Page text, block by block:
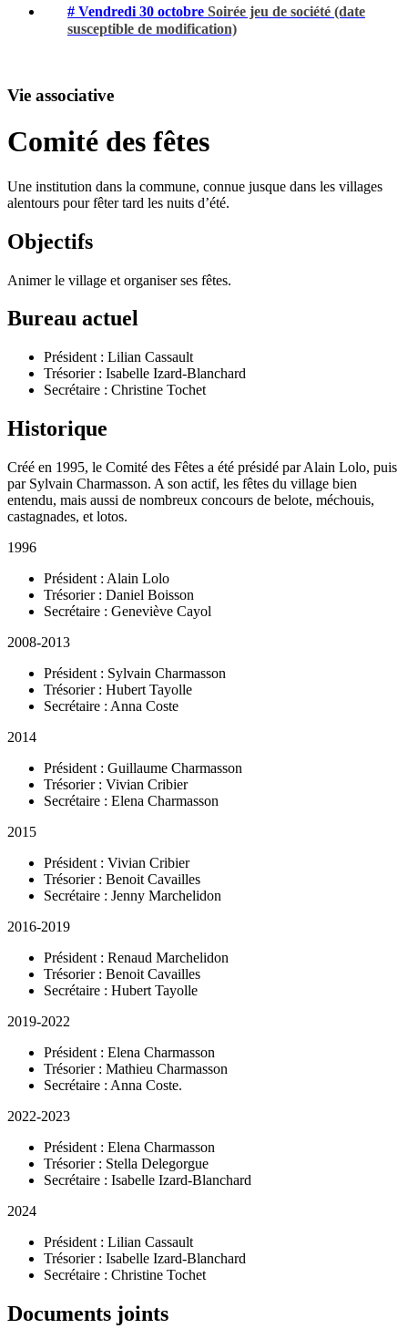
# Vendredi 30 octobre Soirée jeu de société (date
susceptible de modification)
Vie associative
Comité des fêtes
Une institution dans la commune, connue jusque dans les villages
alentours pour fêter tard les nuits d’été.
Objectifs
Animer le village et organiser ses fêtes.
Bureau actuel
Président : Lilian Cassault
Trésorier : Isabelle Izard-Blanchard
Secrétaire : Christine Tochet
Historique
Créé en 1995, le Comité des Fêtes a été présidé par Alain Lolo, puis
par Sylvain Charmasson. A son actif, les fêtes du village bien
entendu, mais aussi de nombreux concours de belote, méchouis,
castagnades, et lotos.
1996
Président : Alain Lolo
Trésorier : Daniel Boisson
Secrétaire : Geneviève Cayol
2008-2013
Président : Sylvain Charmasson
Trésorier : Hubert Tayolle
Secrétaire : Anna Coste
2014
Président : Guillaume Charmasson
Trésorier : Vivian Cribier
Secrétaire : Elena Charmasson
2015
Président : Vivian Cribier
Trésorier : Benoit Cavailles
Secrétaire : Jenny Marchelidon
2016-2019
Président : Renaud Marchelidon
Trésorier : Benoit Cavailles
Secrétaire : Hubert Tayolle
2019-2022
Président : Elena Charmasson
Trésorier : Mathieu Charmasson
Secrétaire : Anna Coste.
2022-2023
Président : Elena Charmasson
Trésorier : Stella Delegorgue
Secrétaire : Isabelle Izard-Blanchard
2024
Président : Lilian Cassault
Trésorier : Isabelle Izard-Blanchard
Secrétaire : Christine Tochet
Documents joints